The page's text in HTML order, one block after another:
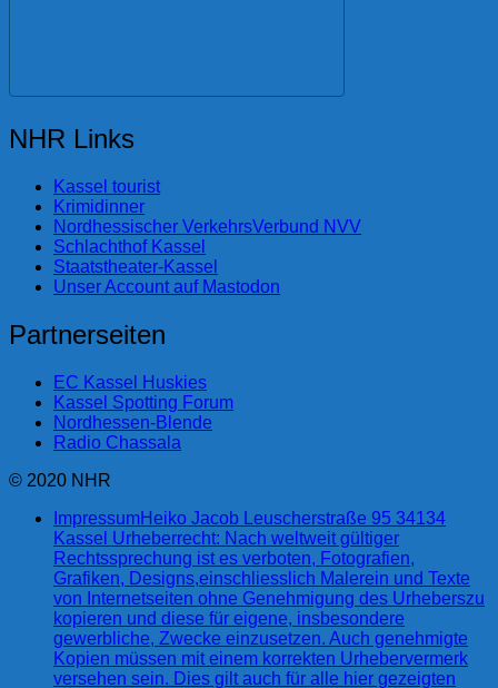
NHR Links
Kassel tourist
Krimidinner
Nordhessischer VerkehrsVerbund NVV
Schlachthof Kassel
Staatstheater-Kassel
Unser Account auf Mastodon
Partnerseiten
EC Kassel Huskies
Kassel Spotting Forum
Nordhessen-Blende
Radio Chassala
© 2020 NHR
ImpressumHeiko Jacob Leuscherstraße 95 34134
Kassel Urheberrecht: Nach weltweit gültiger
Rechtssprechung ist es verboten, Fotografien,
Grafiken, Designs,einschliesslich Malerein und Texte
von Internetseiten ohne Genehmigung des Urheberszu
kopieren und diese für eigene, insbesondere
gewerbliche, Zwecke einzusetzen. Auch genehmigte
Kopien müssen mit einem korrekten Urhebervermerk
versehen sein. Dies gilt auch für alle hier gezeigten